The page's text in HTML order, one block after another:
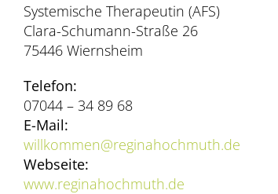
Systemische Therapeutin (AFS)
Clara-Schumann-Straße 26
75446 Wiernsheim
Telefon:
07044 – 34 89 68
E-Mail:
willkommen@reginahochmuth.de
Webseite:
www.reginahochmuth.de